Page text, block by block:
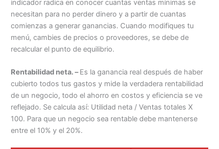
indicador radica en conocer cuantas ventas mínimas se
necesitan para no perder dinero y a partir de cuantas
comienzas a generar ganancias. Cuando modifiques tu
menú, cambies de precios o proveedores, se debe de
recalcular el punto de equilibrio.
Rentabilidad neta. –Es la ganancia real después de haber
cubierto todos tus gastos y mide la verdadera rentabilidad
de un negocio, todo el ahorro en costos y eficiencia se ve
reflejado. Se calcula así: Utilidad neta / Ventas totales X
100. Para que un negocio sea rentable debe mantenerse
entre el 10% y el 20%.